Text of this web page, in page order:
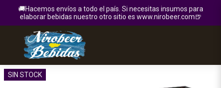
🚚Hacemos envíos a todo el país. Si necesitas insumos para
elaborar bebidas nuestro otro sitio es www.nirobeer.com🍺
SIN STOCK